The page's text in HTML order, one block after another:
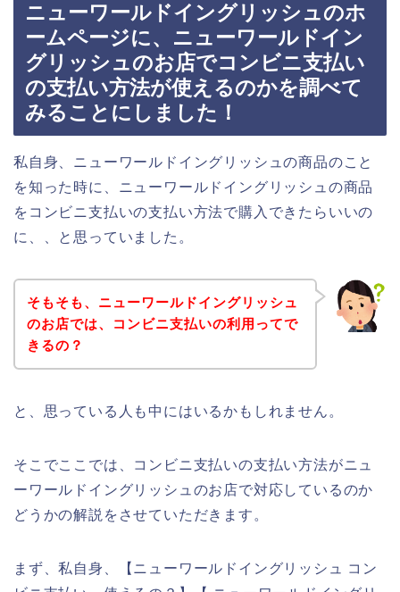
ニューワールドイングリッシュのホ
ームページに、ニューワールドイン
グリッシュのお店でコンビニ支払い
の支払い方法が使えるのかを調べて
みることにしました！
私自身、ニューワールドイングリッシュの商品のこと
を知った時に、ニューワールドイングリッシュの商品
をコンビニ支払いの支払い方法で購入できたらいいの
に、、と思っていました。
そもそも、ニューワールドイングリッシュ
のお店では、コンビニ支払いの利用ってで
きるの？
と、思っている人も中にはいるかもしれません。
そこでここでは、コンビニ支払いの支払い方法がニュ
ーワールドイングリッシュのお店で対応しているのか
どうかの解説をさせていただきます。
まず、私自身、【ニューワールドイングリッシュ コン